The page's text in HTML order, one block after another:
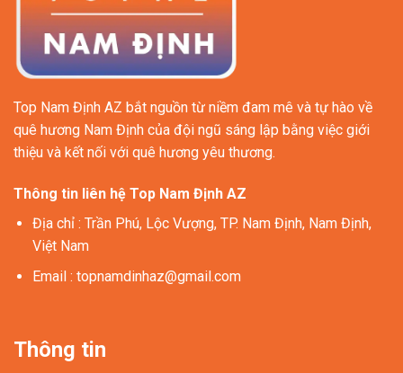
Top Nam Định AZ bắt nguồn từ niềm đam mê và tự hào về
quê hương Nam Định của đội ngũ sáng lập bằng việc giới
thiệu và kết nối với quê hương yêu thương.
Thông tin liên hệ Top Nam Định AZ
Địa chỉ : Trần Phú, Lộc Vượng, TP. Nam Định, Nam Định,
Việt Nam
Email : topnamdinhaz@gmail.com
Thông tin